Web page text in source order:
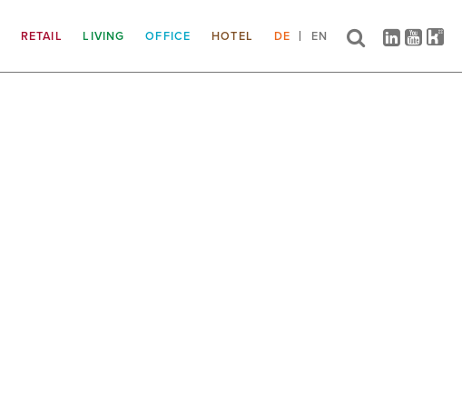
RETAIL LIVING OFFICE HOTEL DE EN